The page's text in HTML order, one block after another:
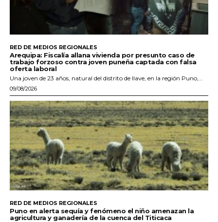
RED DE MEDIOS REGIONALES
Arequipa: Fiscalía allana vivienda por presunto caso de
trabajo forzoso contra joven puneña captada con falsa
oferta laboral
Una joven de 23 años, natural del distrito de Ilave, en la región Puno,...
09/08/2026
RED DE MEDIOS REGIONALES
Puno en alerta sequía y fenómeno el niño amenazan la
agricultura y ganadería de la cuenca del Titicaca